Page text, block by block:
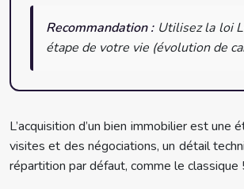
Recommandation :Utilisez la loi
étape de votre vie (évolution de
L’acquisition d’un bien immobilier est
visites et des négociations, un détail
répartition par défaut, comme le